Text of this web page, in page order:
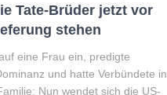
Tate-Brüder jetzt vor
stehen
eine Frau ein, predigte
und hatte Verbündete in
Nun wendet sich die US-